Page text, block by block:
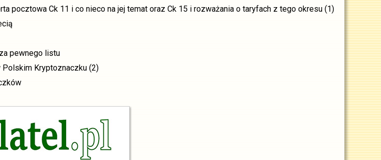
pocztowa Ck 11 i co nieco na jej temat oraz Ck 15 i rozważania o taryfach z tego okresu (1)
pewnego listu
Polskim Kryptoznaczku (2)